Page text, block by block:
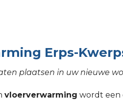
Erps-
plaatsen in uw nieuwe
vloerverwarming wordt een